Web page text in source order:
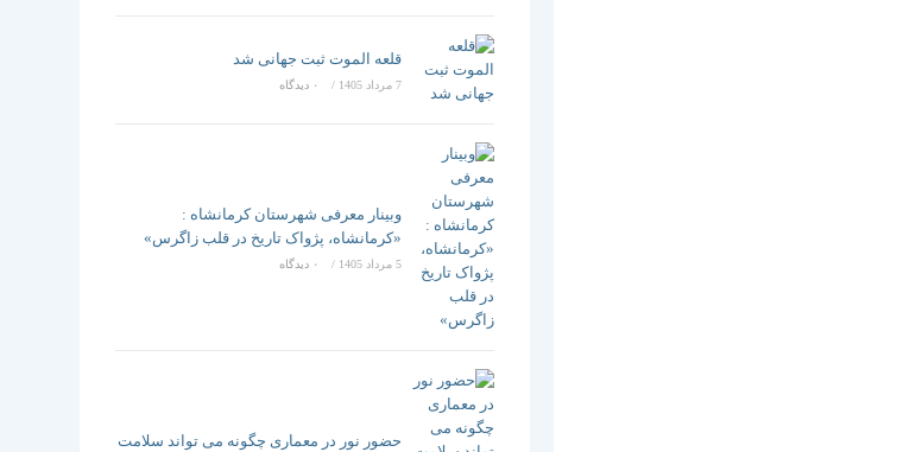
قلعه الموت ثبت جهانی شد
7 مرداد 1405 / ۰ دیدگاه
وبینار معرفی شهرستان کرمانشاه :
«کرمانشاه، پژواک تاریخ در قلب زاگرس»
5 مرداد 1405 / ۰ دیدگاه
حضور نور در معماری چگونه می تواند سلامت